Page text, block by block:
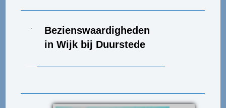
Bezienswaardigheden
in Wijk bij Duurstede